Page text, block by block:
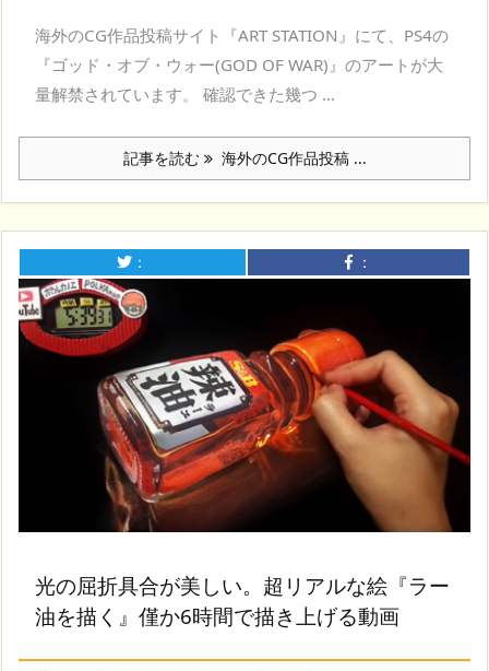
海外のCG作品投稿サイト『ART STATION』にて、PS4の
『ゴッド・オブ・ウォー(GOD OF WAR)』のアートが大
量解禁されています。 確認できた幾つ ...
記事を読む 海外のCG作品投稿 ...
： ：
光の屈折具合が美しい。超リアルな絵『ラー
油を描く』僅か6時間で描き上げる動画